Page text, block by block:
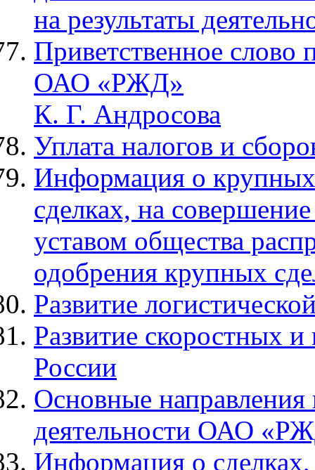
на результаты
Приветственное слово
ОАО «РЖД»
К. Г. Андросова
Уплата налогов и
Информация о
сделках, на
уставом общества
одобрения крупных
Развитие
Развитие скоростных
России
Основные
деятельности ОАО
Информация о